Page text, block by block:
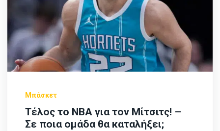
Μπάσκετ
Τέλος το NBA για τον Μίτσιτς! –
Σε ποια ομάδα θα καταλήξει;
Fifa Club World Cup